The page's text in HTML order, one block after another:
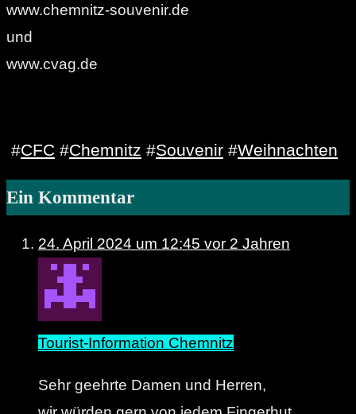
www.chemnitz-souvenir.de
und
www.cvag.de
#CFC #Chemnitz #Souvenir #Weihnachten
Ein Kommentar
24. April 2024 um 12:45 vor 2 Jahren
Tourist-Information Chemnitz
Sehr geehrte Damen und Herren,